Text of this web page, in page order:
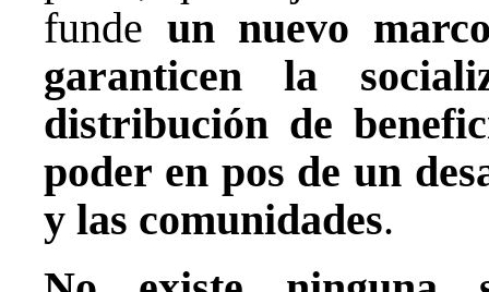
funde un nuevo
garanticen la
distribución de
poder en pos de un
y las comunidades.